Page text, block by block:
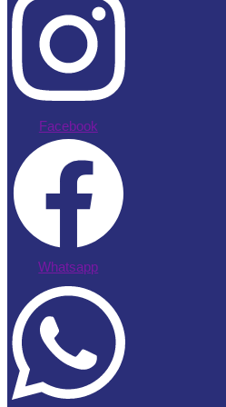
Facebook
Whatsapp